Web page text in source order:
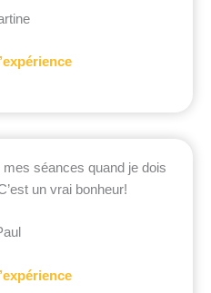
séances quand je dois
un vrai bonheur!